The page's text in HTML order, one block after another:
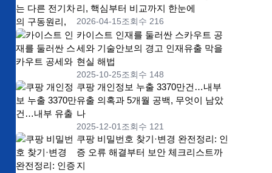
리, 핵심부터 비교까지 한눈에
2026-04-15조회수 216
카이스트 인재를 둘러싼 스카우트 공
세와 기술안보의 경고 인재유출 막을
현실 해법
2025-10-25조회수 148
쿠팡 개인정보 누출 3370만건…내부
유출 의혹과 5개월 공백, 무엇이 남았
나
2025-12-01 조회수 121
쿠팡 비밀번호 찾기·변경 완전정리: 인
증 오류 해결부터 보안 체크리스트까
지